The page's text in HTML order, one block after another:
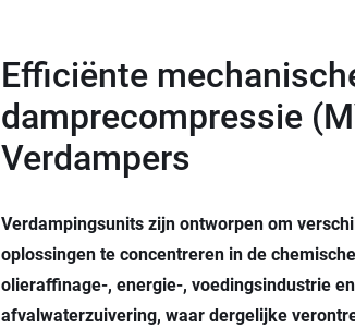
Efficiënte
damprecompressie
Verdampers
Verdampingsunits zijn ontworpen om
oplossingen te concentreren in de
olieraffinage-, energie-, voedingsindustrie
afvalwaterzuivering, waar dergelijke